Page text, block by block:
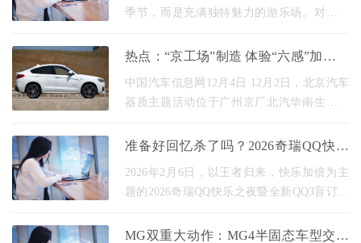
季节，而是充满独特魅力的游乐场。对于热
从容应对严寒、无畏复杂地形，同时又能装
热点：“京工场”制造 体验“六感”加持的
BEIJING
中国汽车信息网12月4日 12月2日，北京汽车
器质主题活动位于广州京厂北汽华南生产基
往印象中的北汽不同，用新的设计语言看起
准备好回忆杀了吗？2026奇瑞QQ快乐
之夜开启倒计时
2026年2月6日，以王者归来，快乐加倍为主
题的2026奇瑞QQ快乐之夜暨全新QQ3盲订活
是一场跨越时空的对话，更标志着拥有23年
MG双重大动作：MG4半固态车型交付